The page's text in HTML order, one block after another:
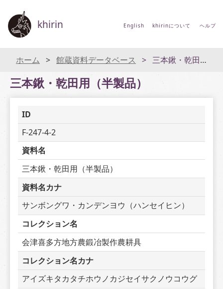
khirin English khirinについて ヘルプ
ホーム 館蔵資料データベース 三本鍬・乾田用（半製品）
三本鍬・乾田用（半製品）
ID
F-247-4-2
資料名
三本鍬・乾田用（半製品）
資料名カナ
サンボングワ・カンデンヨウ（ハンセイヒン）
コレクション名
会津喜多方地方農鍛冶製作農耕具
コレクション名カナ
アイズキタカタチホウノカジセイサクノウコウグ